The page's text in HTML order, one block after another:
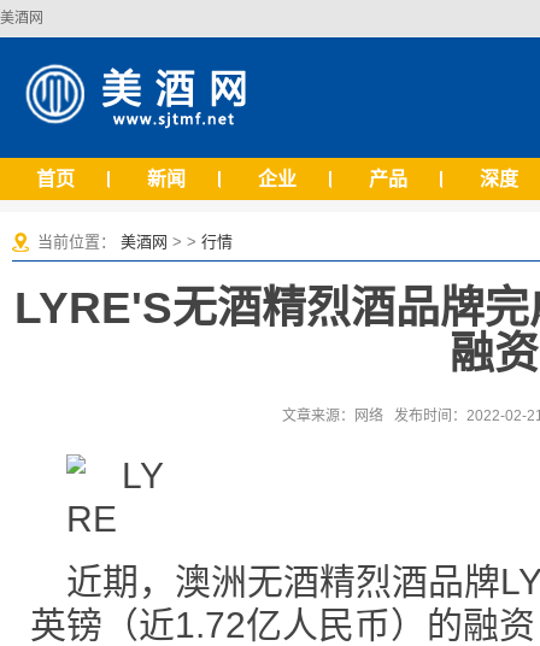
美酒网
首页 新闻 企业 产品 深度
当前位置： 美酒网 > > 行情
LYRE'S无酒精烈酒品牌
融资
文章来源：网络 发布时间：2022-
近期，澳洲无酒精烈酒品牌
英镑（近1.72亿人民币）的融